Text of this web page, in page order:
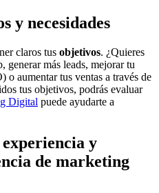
y necesidades
claros tus objetivos. ¿Quieres
generar más leads, mejorar tu
o aumentar tus ventas a través de
tus objetivos, podrás evaluar
Digital puede ayudarte a
y
de marketing